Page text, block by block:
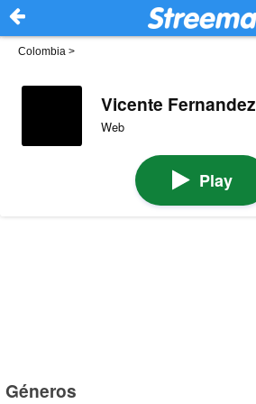
Colombia >
Vicente Fernandez
Web
Play
Géneros